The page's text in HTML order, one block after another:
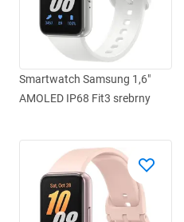
Smartwatch Samsung 1,6"
AMOLED IP68 Fit3 srebrny